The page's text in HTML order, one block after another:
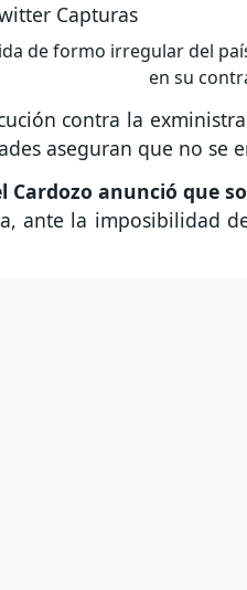
de formo irregular del
en su
contra la
aseguran que no se
Cardozo anunció que
ante la imposibilidad